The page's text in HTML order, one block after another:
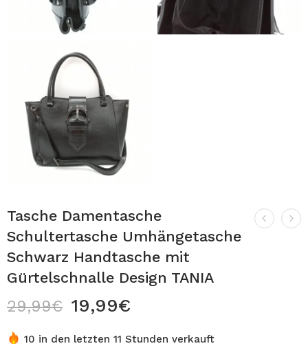
Tasche Damentasche
Schultertasche Umhängetasche
Schwarz Handtasche mit
Gürtelschnalle Design TANIA
29,99€ 19,99€
10 in den letzten 11 Stunden verkauft